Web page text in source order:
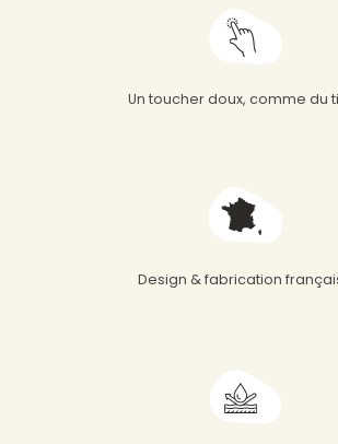
Un toucher doux, comme du
Design & fabrication